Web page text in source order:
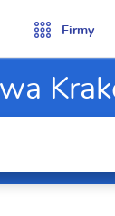
Firmy